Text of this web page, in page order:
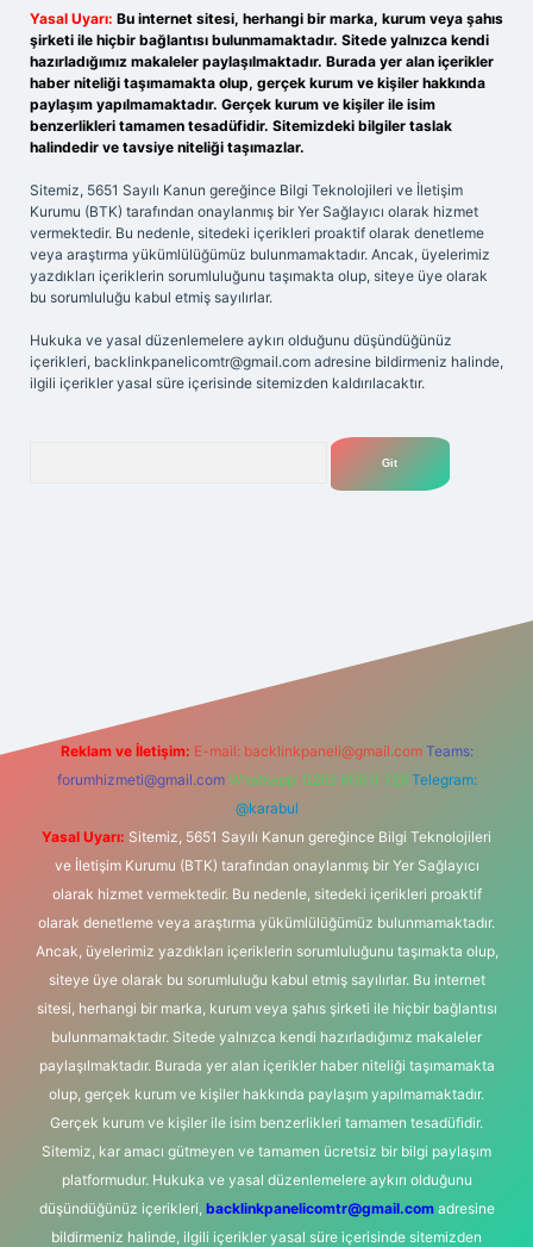
Yasal Uyarı: Bu internet sitesi, herhangi bir marka, kurum veya şahıs
şirketi ile hiçbir bağlantısı bulunmamaktadır. Sitede yalnızca kendi
hazırladığımız makaleler paylaşılmaktadır. Burada yer alan içerikler
haber niteliği taşımamakta olup, gerçek kurum ve kişiler hakkında
paylaşım yapılmamaktadır. Gerçek kurum ve kişiler ile isim
benzerlikleri tamamen tesadüfidir. Sitemizdeki bilgiler taslak
halindedir ve tavsiye niteliği taşımazlar.
Sitemiz, 5651 Sayılı Kanun gereğince Bilgi Teknolojileri ve İletişim
Kurumu (BTK) tarafından onaylanmış bir Yer Sağlayıcı olarak hizmet
vermektedir. Bu nedenle, sitedeki içerikleri proaktif olarak denetleme
veya araştırma yükümlülüğümüz bulunmamaktadır. Ancak, üyelerimiz
yazdıkları içeriklerin sorumluluğunu taşımakta olup, siteye üye olarak
bu sorumluluğu kabul etmiş sayılırlar.
Hukuka ve yasal düzenlemelere aykırı olduğunu düşündüğünüz
içerikleri, backlinkpanelicomtr@gmail.com adresine bildirmeniz halinde,
ilgili içerikler yasal süre içerisinde sitemizden kaldırılacaktır.
Reklam ve İletişim: E-mail: backlinkpaneli@gmail.com Teams:
forumhizmeti@gmail.com Whatsapp: 0262 606 0 726 Telegram:
@karabul
Yasal Uyarı: Sitemiz, 5651 Sayılı Kanun gereğince Bilgi Teknolojileri
ve İletişim Kurumu (BTK) tarafından onaylanmış bir Yer Sağlayıcı
olarak hizmet vermektedir. Bu nedenle, sitedeki içerikleri proaktif
olarak denetleme veya araştırma yükümlülüğümüz bulunmamaktadır.
Ancak, üyelerimiz yazdıkları içeriklerin sorumluluğunu taşımakta olup,
siteye üye olarak bu sorumluluğu kabul etmiş sayılırlar. Bu internet
sitesi, herhangi bir marka, kurum veya şahıs şirketi ile hiçbir bağlantısı
bulunmamaktadır. Sitede yalnızca kendi hazırladığımız makaleler
paylaşılmaktadır. Burada yer alan içerikler haber niteliği taşımamakta
olup, gerçek kurum ve kişiler hakkında paylaşım yapılmamaktadır.
Gerçek kurum ve kişiler ile isim benzerlikleri tamamen tesadüfidir.
Sitemiz, kar amacı gütmeyen ve tamamen ücretsiz bir bilgi paylaşım
platformudur. Hukuka ve yasal düzenlemelere aykırı olduğunu
düşündüğünüz içerikleri, backlinkpanelicomtr@gmail.comadresine
bildirmeniz halinde, ilgili içerikler yasal süre içerisinde sitemizden